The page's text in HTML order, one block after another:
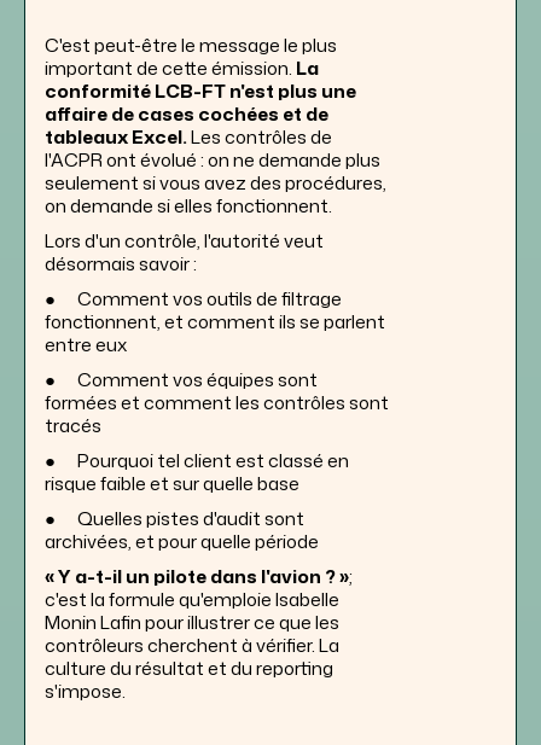
C'est peut-être le message le plus
important de cette émission. La
conformité LCB-FT n'est plus une
affaire de cases cochées et de
tableaux Excel.Les contrôles de
l'ACPR ont évolué : on ne demande plus
seulement si vous avez des procédures,
on demande si elles fonctionnent.
Lors d'un contrôle, l'autorité veut
désormais savoir :
● Comment vos outils de filtrage
fonctionnent, et comment ils se parlent
entre eux
● Comment vos équipes sont
formées et comment les contrôles sont
tracés
● Pourquoi tel client est classé en
risque faible et sur quelle base
● Quelles pistes d'audit sont
archivées, et pour quelle période
« Y a-t-il un pilote dans l'avion ? »;
c'est la formule qu'emploie Isabelle
Monin Lafin pour illustrer ce que les
contrôleurs cherchent à vérifier. La
culture du résultat et du reporting
s'impose.